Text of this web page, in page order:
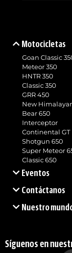
Motocicletas
Goan Classic
Meteor 350
HNTR 350
Classic 350
GRR 450
New
Bear 650
Interceptor
Continental GT
Shotgun 650
Super Meteor
Classic 650
Eventos
Contáctanos
Nuestro
Síguenos en